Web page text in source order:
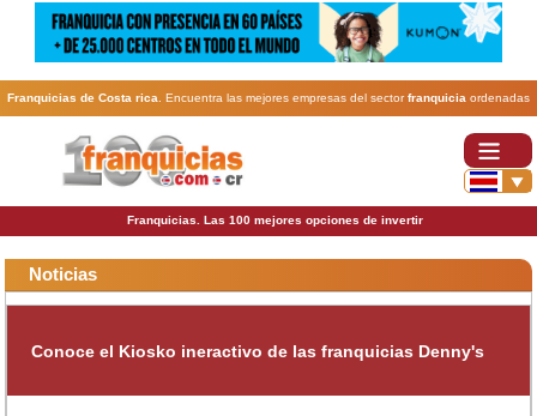
Franquicias de Costa rica . Encuentra las mejores empresas del sectorfranquicia ordenadas
por actividad. En www.100franquicias.cr encontrarás las más rentables, baratas y
Franquicias. Las 100 mejores opciones de invertir
Noticias
Conoce el Kiosko ineractivo de las franquicias Denny's